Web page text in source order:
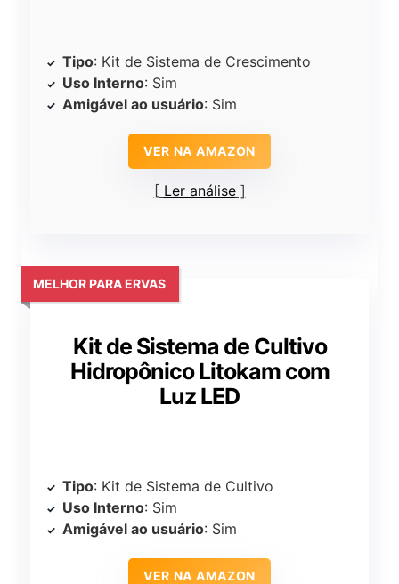
Tipo: Kit de Sistema de Crescimento
Uso Interno: Sim
Amigável ao usuário: Sim
VER NA AMAZON
Ler análise
Kit de Sistema de Cultivo
Hidropônico Litokam com
Luz LED
MELHOR PARA ERVAS
Tipo: Kit de Sistema de Cultivo
Uso Interno: Sim
Amigável ao usuário: Sim
VER NA AMAZON